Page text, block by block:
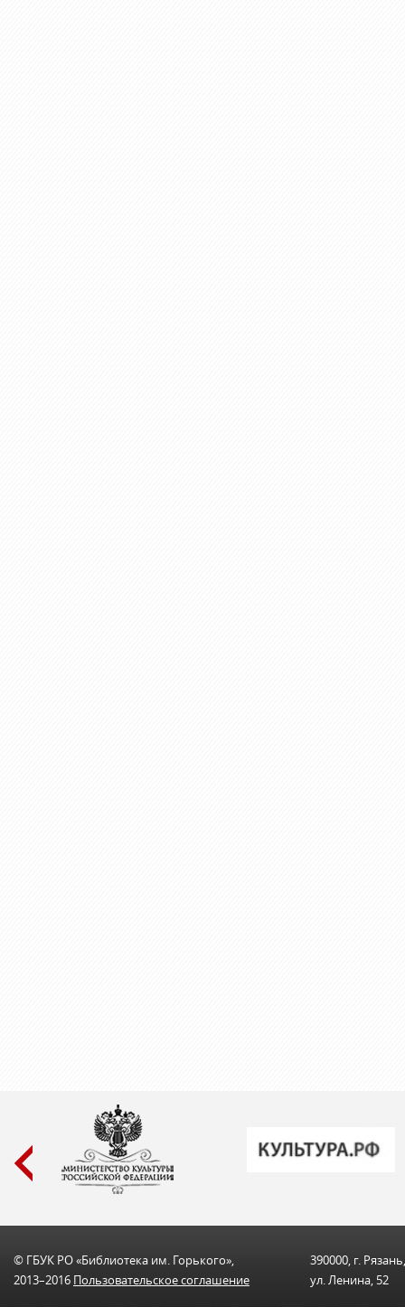
© ГБУК РО «Библиотека им. Горького»,
2013–2016 Пользовательскоe соглашениe
390000, г. Рязань,
ул. Ленина, 52